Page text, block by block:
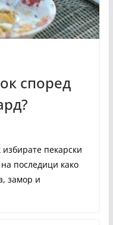
според
избирате пекарски
последици како
замор и